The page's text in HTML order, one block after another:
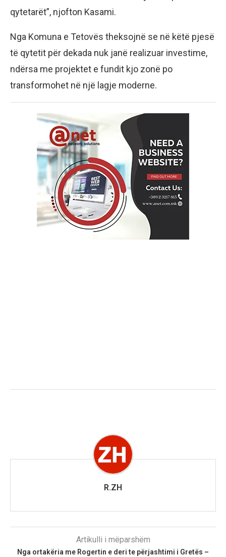
qytetarët”, njofton Kasami.
Nga Komuna e Tetovës theksojnë se në këtë pjesë
të qytetit për dekada nuk janë realizuar investime,
ndërsa me projektet e fundit kjo zonë po
transformohet në një lagje moderne.
R.ZH
Artikulli i mëparshëm
Nga ortakëria me Rogertin e deri te përjashtimi i Gretës –